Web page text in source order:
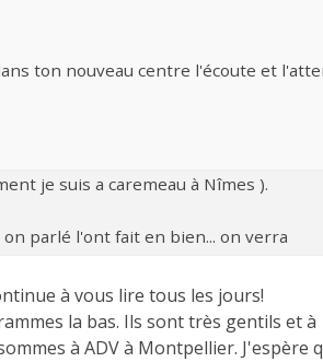
ton nouveau centre l'écoute et
je suis a caremeau à Nîmes ).
parlé l'ont fait en bien... on verra
à vous lire tous les jours!
la bas. Ils sont très gentils et à
à ADV à Montpellier. J'espère